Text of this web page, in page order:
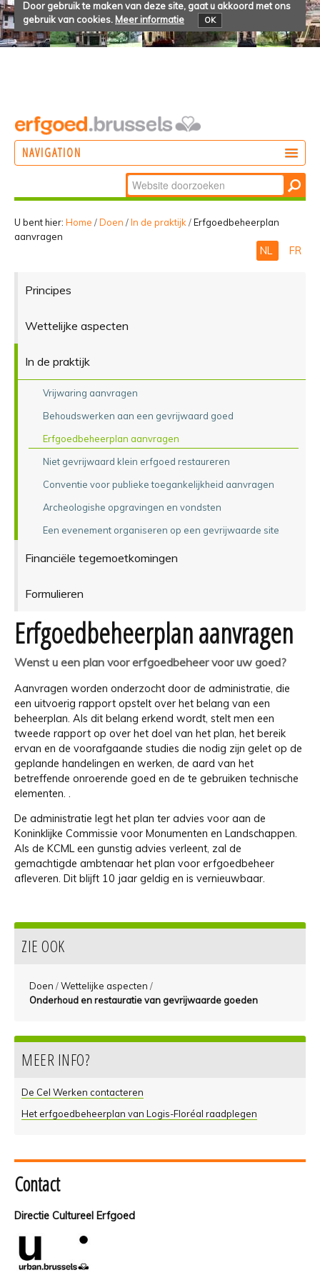
Door gebruik te maken van deze site, gaat u akkoord met ons
gebruik van cookies. Meer informatie OK
NAVIGATION
BELEVEN
Zoek
Geavanceerd
zoeken...
U bent hier: Home /Doen /In de praktijk /Erfgoedbeheerplan
aanvragen
NL FR
Principes
Wettelijke aspecten
In de praktijk
Vrijwaring aanvragen
Behoudswerken aan een gevrijwaard goed
Erfgoedbeheerplan aanvragen
Niet gevrijwaard klein erfgoed restaureren
Conventie voor publieke toegankelijkheid aanvragen
Archeologishe opgravingen en vondsten
Een evenement organiseren op een gevrijwaarde site
Financiële tegemoetkomingen
Formulieren
Erfgoedbeheerplan aanvragen
Wenst u een plan voor erfgoedbeheer voor uw goed?
Aanvragen worden onderzocht door de administratie, die
een uitvoerig rapport opstelt over het belang van een
beheerplan. Als dit belang erkend wordt, stelt men een
tweede rapport op over het doel van het plan, het bereik
ervan en de voorafgaande studies die nodig zijn gelet op de
geplande handelingen en werken, de aard van het
betreffende onroerende goed en de te gebruiken technische
elementen. .
De administratie legt het plan ter advies voor aan de
Koninklijke Commissie voor Monumenten en Landschappen.
Als de KCML een gunstig advies verleent, zal de
gemachtigde ambtenaar het plan voor erfgoedbeheer
afleveren. Dit blijft 10 jaar geldig en is vernieuwbaar.
ZIE OOK
Doen /Wettelijke aspecten /
Onderhoud en restauratie van gevrijwaarde goeden
MEER INFO?
De Cel Werken contacteren
Het erfgoedbeheerplan van Logis-Floréal raadplegen
Contact
Directie Cultureel Erfgoed